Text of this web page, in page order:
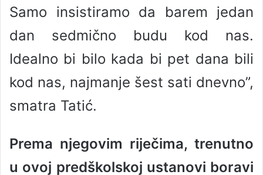
Samo insistiramo da barem jedan
dan sedmično budu kod nas.
Idealno bi bilo kada bi pet dana bili
kod nas, najmanje šest sati dnevno”,
smatra Tatić.
Prema njegovim riječima, trenutno
u ovoj predškolskoj ustanovi boravi